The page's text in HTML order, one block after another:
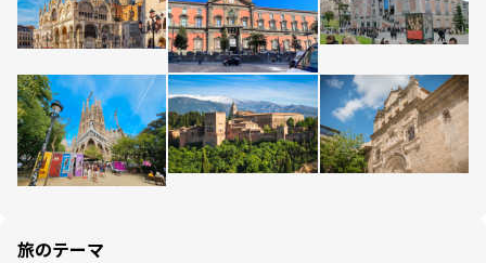
旅のテーマ